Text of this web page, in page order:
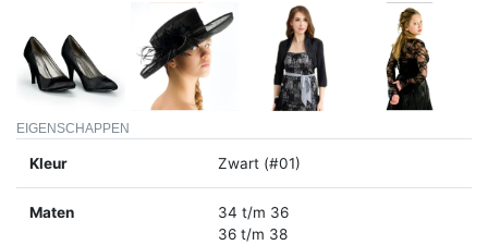
EIGENSCHAPPEN
Kleur Zwart (#01)
Maten
34 t/m 36
36 t/m 38